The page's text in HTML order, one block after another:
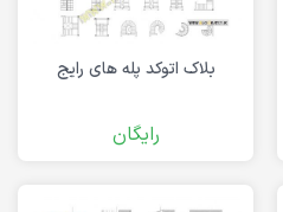
بلاک اتوکد پله های رایج
رایگان